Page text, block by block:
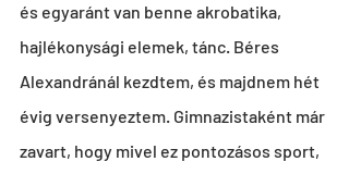
és egyaránt van benne akrobatika,
hajlékonysági elemek, tánc. Béres
Alexandránál kezdtem, és majdnem hét
évig versenyeztem. Gimnazistaként már
zavart, hogy mivel ez pontozásos sport,